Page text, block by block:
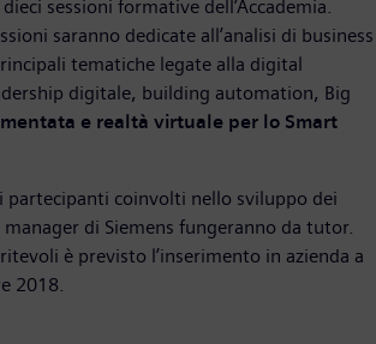
sessioni formative dell’Accademia.
saranno dedicate all’analisi di business
tematiche legate alla digital
digitale, building automation, Big
e realtà virtuale per lo Smart
i partecipanti coinvolti nello sviluppo dei
di Siemens fungeranno da tutor.
è previsto l’inserimento in azienda a
2018.